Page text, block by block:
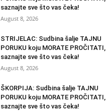
saznajte sve što vas čeka!
August 8, 2026
STRIJELAC: Sudbina šalje TAJNU
PORUKU koju MORATE PROČITATI,
saznajte sve što vas čeka!
August 8, 2026
ŠKORPIJA: Sudbina šalje TAJNU
PORUKU koju MORATE PROČITATI,
saznajte sve što vas čeka!